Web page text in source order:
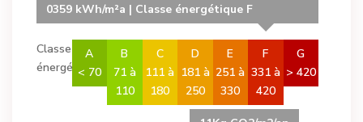
Classe
énergétique
A
< 70
B
71 à
110
C
111 à
180
D
181 à
250
E
251 à
330
0359 kWh/m²a | Classe énergétique F
F
331 à
420
G
> 420